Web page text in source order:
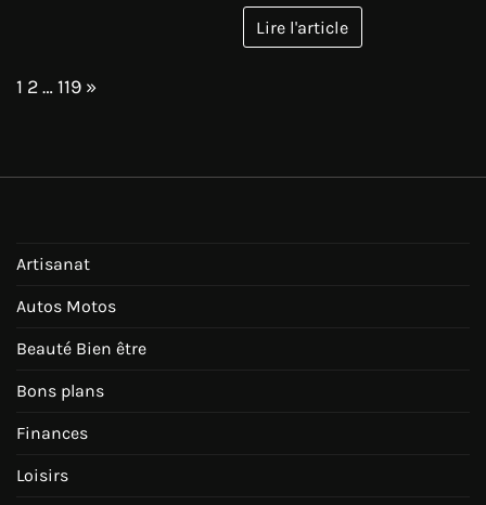
Lire l'article
Page:
1 2…119 Next
»
Artisanat
Autos Motos
Beauté Bien être
Bons plans
Finances
Loisirs